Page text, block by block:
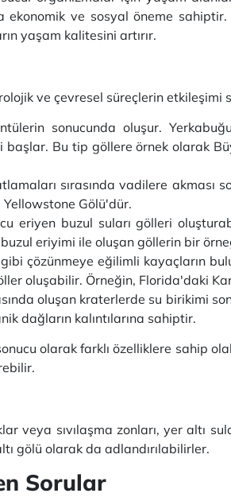
ekonomik ve sosyal öneme
yaşam kalitesini artırır.
ve çevresel süreçlerin etkileşimi
sonucunda oluşur.
Bu tip göllere örnek olarak
sırasında vadilere
Gölü'dür.
eriyen buzul suları gölleri
eriyimi ile oluşan göllerin bir
çözünmeye eğilimli kayaçların
oluşabilir. Örneğin, Florida'daki
oluşan kraterlerde su birikimi
dağların kalıntılarına sahiptir.
olarak farklı özelliklere sahip
veya sıvılaşma zonları, yer altı
gölü olarak da adlandırılabilirler.
Sorular